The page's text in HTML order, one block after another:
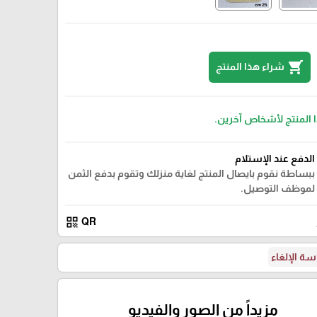
shopping_cart شراء هذا المنتج
المنتج لأشخاص آخرين.
الدفع عند الإستلام
ببساطة نقوم بايصال المنتج لغاية منزلك وتقوم بدفع الثمن
لموظف التوصيل.
QR
qr_code
الإلغاء
مزيداً من الصور والفيديو